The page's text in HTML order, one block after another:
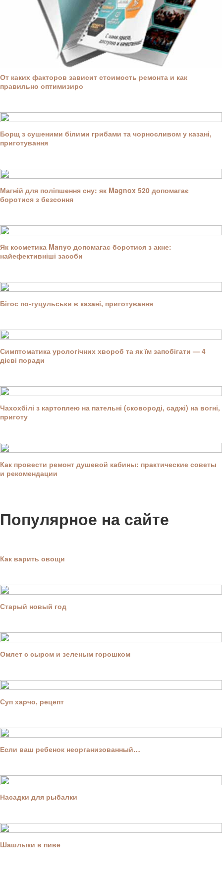
От каких факторов зависит стоимость ремонта и как
правильно оптимизиро
Борщ з сушеними білими грибами та чорносливом у казані,
приготування
Магній для поліпшення сну: як Magnox 520 допомагає
боротися з безсоння
Як косметика Manyo допомагає боротися з акне:
найефективніші засоби
Бігос по-гуцульськи в казані, приготування
Симптоматика урологічних хвороб та як їм запобігати — 4
дієві поради
Чахохбілі з картоплею на пательні (сковороді, саджі) на вогні,
приготу
Как провести ремонт душевой кабины: практические советы
и рекомендации
Популярное на сайте
Как варить овощи
Старый новый год
Омлет с сыром и зеленым горошком
Суп харчо, рецепт
Если ваш ребенок неорганизованный…
Насадки для рыбалки
Шашлыки в пиве